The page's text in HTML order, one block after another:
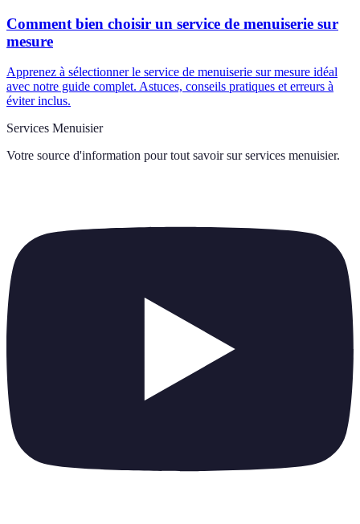
Comment bien choisir un service de menuiserie sur
mesure
Apprenez à sélectionner le service de menuiserie sur mesure idéal
avec notre guide complet. Astuces, conseils pratiques et erreurs à
éviter inclus.
Services Menuisier
Votre source d'information pour tout savoir sur services menuisier.